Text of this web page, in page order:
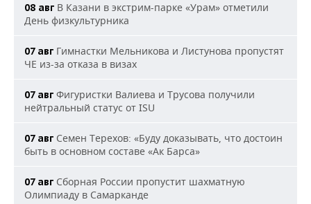
08 авг В Казани в экстрим-парке «Урам» отметили
День физкультурника
07 авг Гимнастки Мельникова и Листунова пропустят
ЧЕ из-за отказа в визах
07 авг Фигуристки Валиева и Трусова получили
нейтральный статус от ISU
07 авг Семен Терехов: «Буду доказывать, что достоин
быть в основном составе «Ак Барса»
07 авг Сборная России пропустит шахматную
Олимпиаду в Самарканде